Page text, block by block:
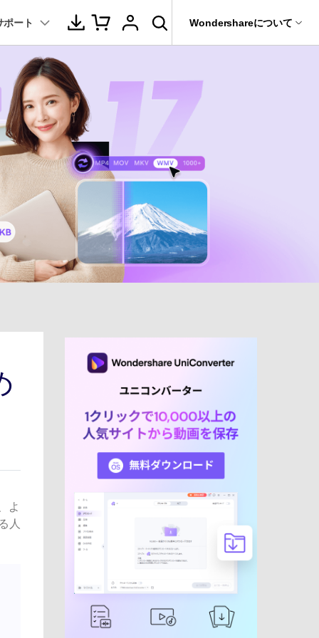
・バックアップ
ソフト
・ファイル修復ソフト
ォン管理ソフト
データ転送ソフト
を守るアプリ
法人様向けお問い合わせ窓口
パートナープログラム
サポートセンター
データ復元・転送
Dr.Fone
Recoverit
サポート Wondershareについて
音声/動画
動画・音声変換 > プレーヤー >
動画・音声圧縮 >
動画・音声編集 > 音声をテキストに >
その他の機能 > 録画・録音 >
動画関連のコツ
動画・音楽変換
動画ダウンロード
動画圧縮
もっと見る >>
教育現場で活用
YouTube関連
活用シーン
ポート
バージョン履歴
よ
人